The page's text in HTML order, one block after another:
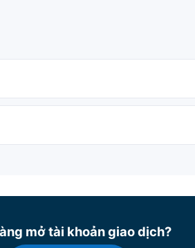
mở tài khoản giao dịch?